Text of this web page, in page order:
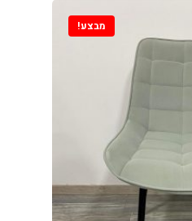
מבצע!